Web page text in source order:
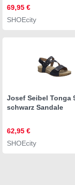
69,95 €
SHOEcity
Josef Seibel Tonga
schwarz Sandale
62,95 €
SHOEcity